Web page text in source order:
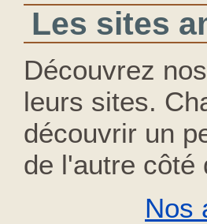
Les sites
Découvrez
leurs sites.
découvrir un
de l'autre côté
Nos